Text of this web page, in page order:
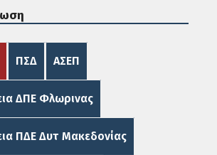
ΠΣΔ ΑΣΕΠ
ΔΠΕ Φλωρινας
ΠΔΕ Δυτ Μακεδονίας